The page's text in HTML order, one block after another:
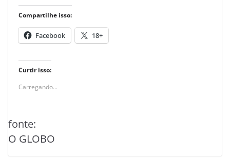
Compartilhe isso:
Facebook 18+
Curtir isso:
Carregando...
fonte:
O GLOBO